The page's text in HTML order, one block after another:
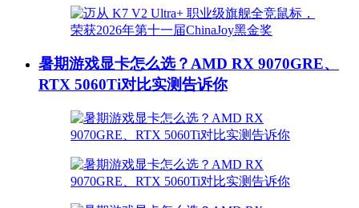
暑期游戏显卡怎么选？AMD RX 9070GRE、
RTX 5060Ti对比实测告诉你